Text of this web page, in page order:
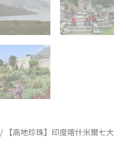
/ 【高地珍珠】印度喀什米爾七大